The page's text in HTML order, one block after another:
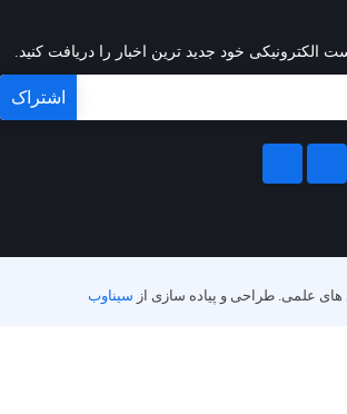
الکترونیکی خود جدید ترین اخبار را دریافت کنید.
های علمی. طراحی و پیاده سازی از سیناوب